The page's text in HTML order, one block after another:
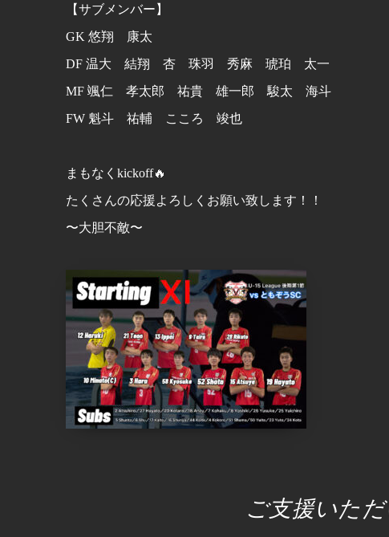
【サブメンバー】
GK 悠翔 康太
DF 温大 結翔 杏 珠羽 秀麻 琥珀 太一
MF 颯仁 孝太郎 祐貴 雄一郎 駿太 海斗
FW 魁斗 祐輔 こころ 竣也
まもなくkickoff🔥
たくさんの応援よろしくお願い致します！！
〜大胆不敵〜
ご支援いた